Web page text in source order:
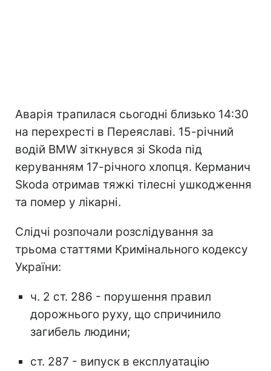
Аварія трапилася сьогодні близько 14:30
на перехресті в Переяславі. 15-річний
водій BMW зіткнувся зі Skoda під
керуванням 17-річного хлопця. Керманич
Skoda отримав тяжкі тілесні ушкодження
та помер у лікарні.
Слідчі розпочали розслідування за
трьома статтями Кримінального кодексу
України:
ч. 2 ст. 286 - порушення правил
дорожнього руху, що спричинило
загибель людини;
ст. 287 - випуск в експлуатацію